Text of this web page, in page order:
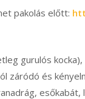
pakolás előtt:
gurulós
záródó és